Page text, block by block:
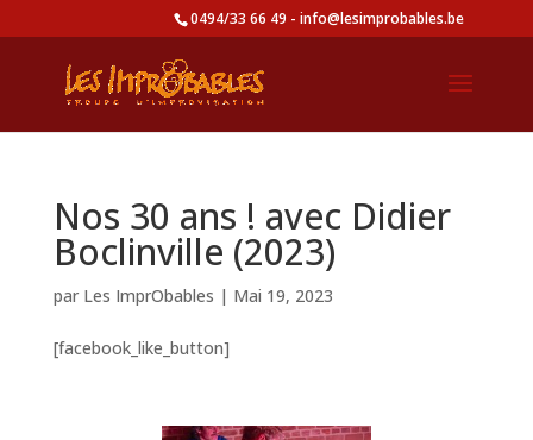
0494/33 66 49 - info@lesimprobables.be
Nos 30 ans ! avec Didier
Boclinville (2023)
par Les ImprObables | Mai 19, 2023
[facebook_like_button]